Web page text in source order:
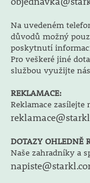
Na uvedeném
důvodů možný
poskytnutí
Pro veškeré jiné
službou využijte
REKLAMACE:
Reklamace zasílejte
DOTAZY OHLEDNĚ
Naše zahradníky a